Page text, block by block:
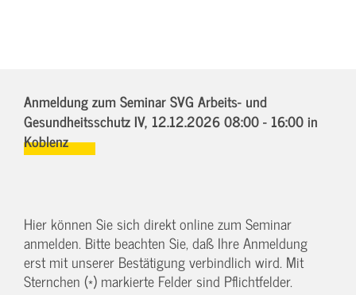
Anmeldung zum Seminar SVG Arbeits- und
Gesundheitsschutz IV, 12.12.2026 08:00 - 16:00in
Koblenz
Hier können Sie sich direkt online zum Seminar
anmelden. Bitte beachten Sie, daß Ihre Anmeldung
erst mit unserer Bestätigung verbindlich wird. Mit
Sternchen (*) markierte Felder sind Pflichtfelder.